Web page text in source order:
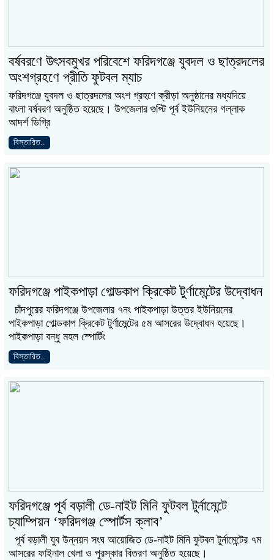
বর্ষবরণে উৎসবমুখর পরিবেশে ফরিদগঞ্জে যুবদল ও ছাত্রদলের
অংশগ্রহণে প্রীতি ফুটবল ম্যাচ
ফরিদগঞ্জে যুবদল ও ছাত্রদলের অংশ গ্রহণে ক্রীড়া অনুষ্ঠানের মধ্যদিয়ে
বাংলা বর্ষবরণ অনুষ্ঠিত হয়েছে। উপজেলার গুপ্টি পূর্ব ইউনিয়নের গল্লাক
আদর্শ ডিগ্রি
বিস্তারিত..
ফরিদগঞ্জে পাইকপাড়া গোল্ডকাপ ক্রিকেট টুর্ণামেন্টের উদ্বোধন
চাঁদপুরের ফরিদগঞ্জে উপজেলার ৭নং পাইকপাড়া উত্তর ইউনিয়নের
পাইকপাড়া গোল্ডকাপ ক্রিকেট টুর্ণামেন্টের ৫ম আসরের উদ্বোধন হয়েছে।
পাইকপাড়া বন্ধু মহল স্পোর্টিং
বিস্তারিত..
ফরিদগঞ্জে পূর্ব বড়ালী ডে-নাইট মিনি ফুটবল টুর্নামেন্টে
চ্যাম্পিয়ন ‘ফরিদগঞ্জ স্পোর্টস ক্লাব’
পূর্ব বড়ালী যুব উন্নয়ন সংঘ আয়োজিত ডে-নাইট মিনি ফুটবল টুর্নামেন্টের ৭ম
আসরের ফাইনাল খেলা ও পুরস্কার বিতরণ অনুষ্ঠিত হয়েছে।